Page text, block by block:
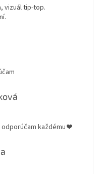
vizuál tip-top.
z 5 hviezdičiek.
z 5 hviezdičiek.
každému ❤️
z 5 hviezdičiek.